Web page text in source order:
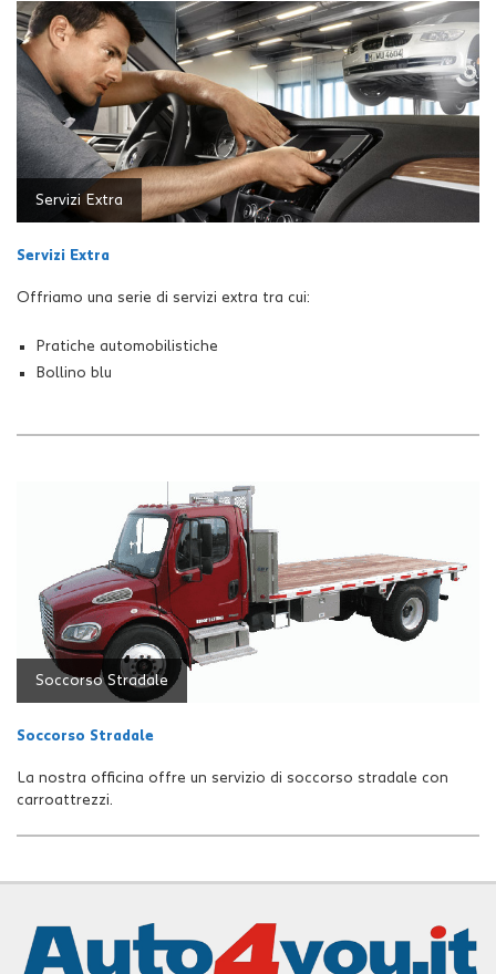
Servizi Extra
Servizi Extra
Offriamo una serie di servizi extra tra cui:
Pratiche automobilistiche
Bollino blu
Soccorso Stradale
Soccorso Stradale
La nostra officina offre un servizio di soccorso stradale con
carroattrezzi.